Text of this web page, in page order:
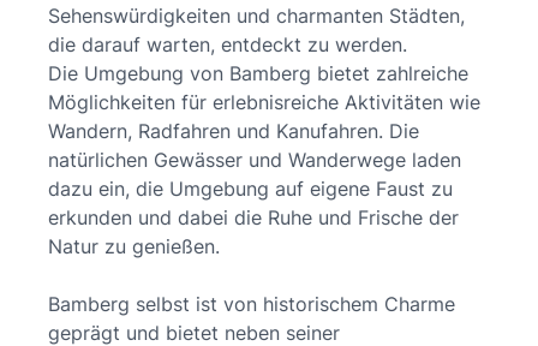
Sehenswürdigkeiten und charmanten Städten,
die darauf warten, entdeckt zu werden.
Die Umgebung von Bamberg bietet zahlreiche
Möglichkeiten für erlebnisreiche Aktivitäten wie
Wandern, Radfahren und Kanufahren. Die
natürlichen Gewässer und Wanderwege laden
dazu ein, die Umgebung auf eigene Faust zu
erkunden und dabei die Ruhe und Frische der
Natur zu genießen.
Bamberg selbst ist von historischem Charme
geprägt und bietet neben seiner